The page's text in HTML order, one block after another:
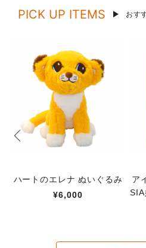
PICK UP ITEMS おす
ハートのエレナ ぬいぐるみ
¥6,000
ア
SIA